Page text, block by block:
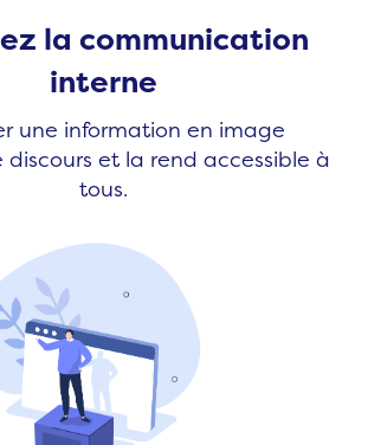
la communication
interne
une information en image
discours et la rend accessible à
tous.